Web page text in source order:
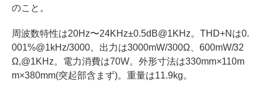
のこと。
周波数特性は20Hz〜24KHz±0.5dB@1KHz。THD+Nは0.
001%@1kHz/3000。出力は3000mW/300Ω、600mW/32
Ω,@1KHz。電力消費は70W。外形寸法は330mm×110m
m×380mm(突起部含まず)。重量は11.9kg。